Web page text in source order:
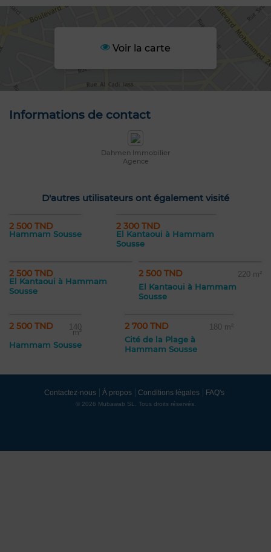
Voir la carte
Informations de contact
Dahmen Immobilier
Agence
D'autres utilisateurs ont également visité
2 500 TND
Hammam Sousse
2 300 TND
El Kantaoui à Hammam
Sousse
2 500 TND
El Kantaoui à Hammam
Sousse
2 500 TND 220 m²
El Kantaoui à Hammam
Sousse
2 500 TND 140
m²
Hammam Sousse
2 700 TND 180 m²
Cité de la Plage à
Hammam Sousse
Contactez-nous À propos Conditions légales FAQ's
© 2026 Mubawab SL. Tous droits réservés.